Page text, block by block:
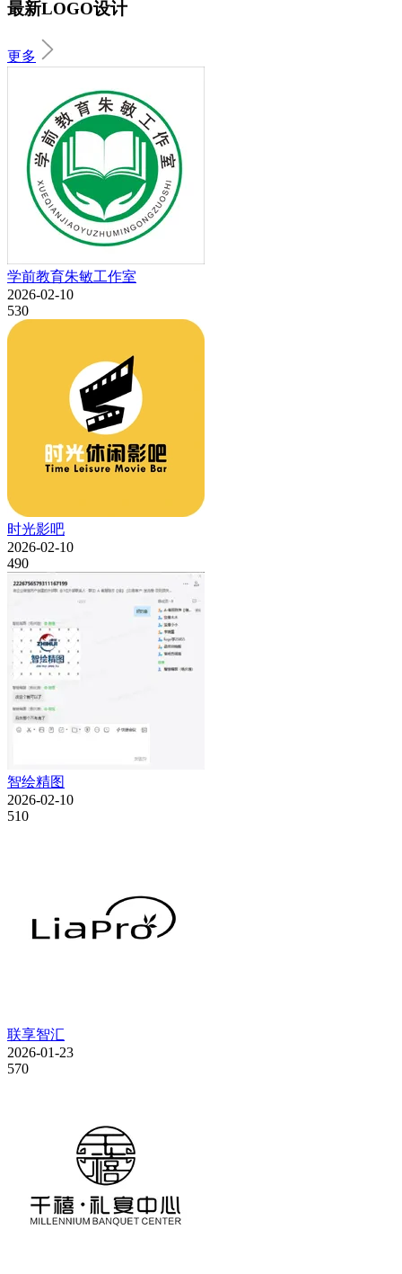
最新LOGO设计
更多
学前教育朱敏工作室
2026-02-10
530
时光影吧
2026-02-10
490
智绘精图
2026-02-10
510
联享智汇
2026-01-23
570